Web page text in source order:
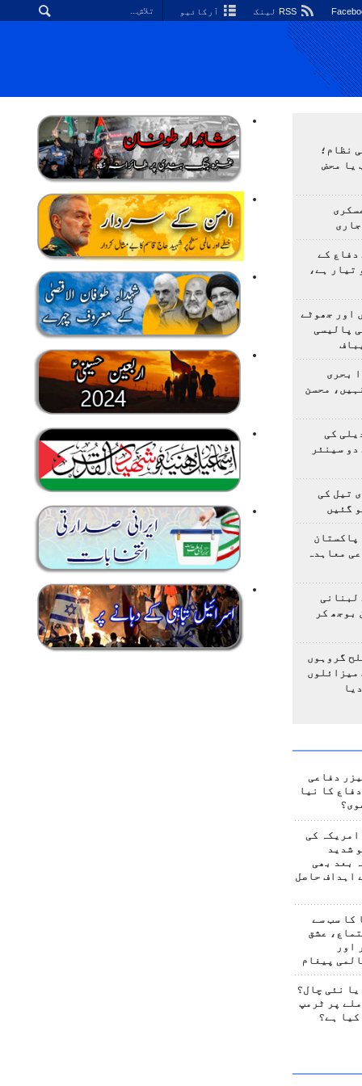
آرکائیو
نظام؛
یا محض
دفاع کے
تیار ہے،
اور جھوٹے
پالیسی
بحری
محسن
کی
سینئر
تیل کی
گئیں
پاکستان
معاہدہ
لبنانی
بوجھ کر
گروہوں
میزائلوں
دفاعی
کا نیا
امریکہ کی
شدید
بعد بھی
اہداف حاصل
کا سب سے
عشق
اور
پیغام
نئی چال؟
پر ٹرمپ
کیا ہے؟